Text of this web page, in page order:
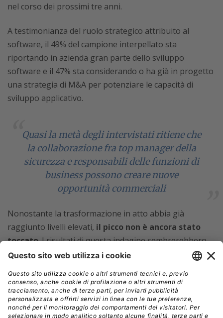
nel corso dei prossimi tre anni.
A testimonianza del ruolo strategico attribuito al
software, il 49% del campione interpellato sta
riportando in azienda gran parte dello sviluppo
software e il 47% sta considerando o ha già in progetto
una strategia di M&A per potenziare le capacità di
sviluppo applicativo.
Quasi la metà degli intervistati ritiene che
la collaborazione fra top manager della
sicurezza e responsabili delle funzioni di
business possono creare nuove
opportunità commerciali
Nonostante la trasformazione in atto abbia già
raggiunto livelli elevati, il picco non è ancora stato
toccato. I risultati di questa indagine sembrerebbero
infatti indicare che i cambiamenti più consistenti siano
importanti elementi da osservare per assicurarsi un
vantaggio sulla concorrenza.